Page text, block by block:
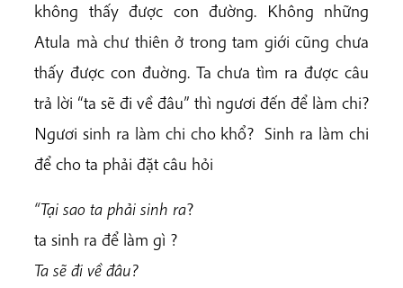
không thấy được con đường. Không những
Atula mà chư thiên ở trong tam giới cũng chưa
thấy được con đuờng. Ta chưa tìm ra được câu
trả lời “ta sẽ đi về đâu” thì ngươi đến để làm chi?
Ngươi sinh ra làm chi cho khổ? Sinh ra làm chi
để cho ta phải đặt câu hỏi
“Tại sao ta phải sinh ra?
ta sinh ra để làm gì ?
Ta sẽ đi về đâu?